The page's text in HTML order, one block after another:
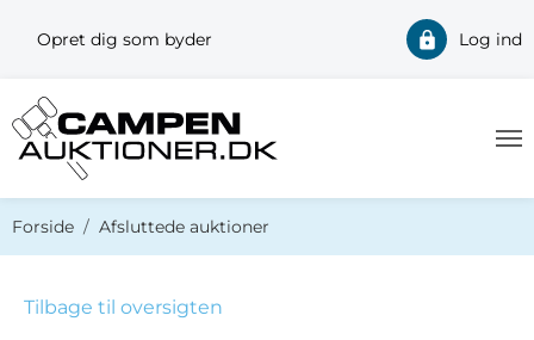
Opret dig som byder Log ind
Forside Afsluttede auktioner
Tilbage til oversigten